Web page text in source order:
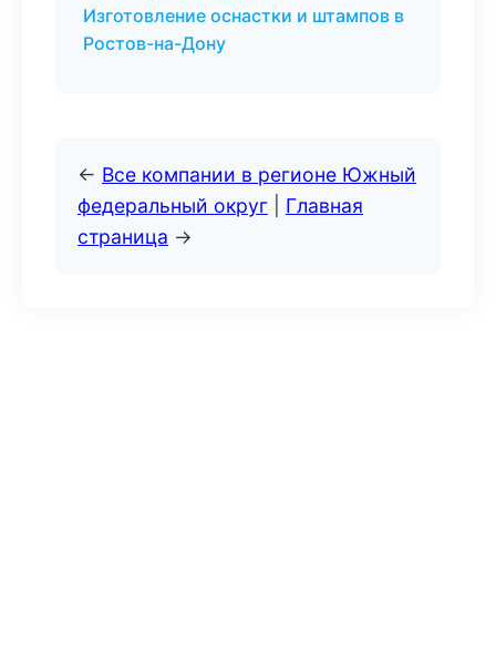
Изготовление оснастки и штампов в
Ростов-на-Дону
← Все компании в регионе Южный
федеральный округ
Главная
страница →